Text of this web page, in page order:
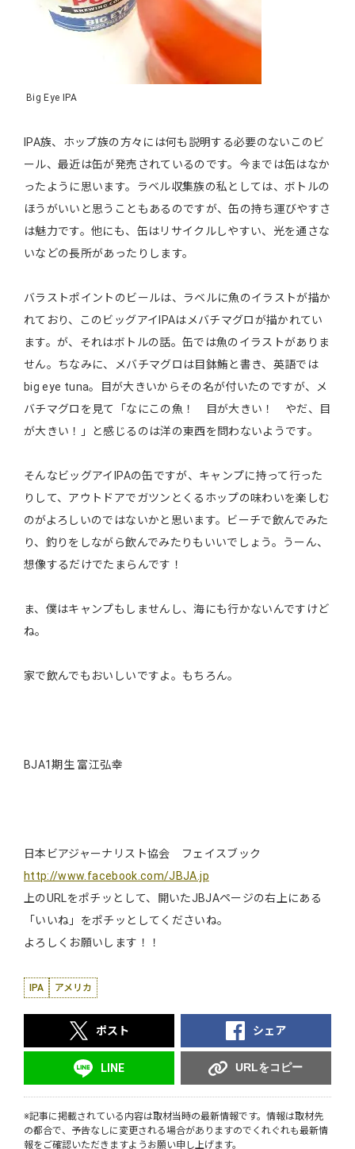
Big Eye IPA
IPA族、ホップ族の方々には何も説明する必要のないこのビ
ール、最近は缶が発売されているのです。今までは缶はなか
ったように思います。ラベル収集族の私としては、ボトルの
ほうがいいと思うこともあるのですが、缶の持ち運びやすさ
は魅力です。他にも、缶はリサイクルしやすい、光を通さな
いなどの長所があったりします。
バラストポイントのビールは、ラベルに魚のイラストが描か
れており、このビッグアイIPAはメバチマグロが描かれてい
ます。が、それはボトルの話。缶では魚のイラストがありま
せん。ちなみに、メバチマグロは目鉢鮪と書き、英語では
big eye tuna。目が大きいからその名が付いたのですが、メ
バチマグロを見て「なにこの魚！ 目が大きい！ やだ、目
が大きい！」と感じるのは洋の東西を問わないようです。
そんなビッグアイIPAの缶ですが、キャンプに持って行った
りして、アウトドアでガツンとくるホップの味わいを楽しむ
のがよろしいのではないかと思います。ビーチで飲んでみた
り、釣りをしながら飲んでみたりもいいでしょう。うーん、
想像するだけでたまらんです！
ま、僕はキャンプもしませんし、海にも行かないんですけど
ね。
家で飲んでもおいしいですよ。もちろん。
BJA1期生 富江弘幸
日本ビアジャーナリスト協会 フェイスブック
http://www.facebook.com/JBJA.jp
上のURLをポチッとして、開いたJBJAページの右上にある
「いいね」をポチッとしてくださいね。
よろしくお願いします！！
IPA アメリカ
ポスト シェア
LINE URLをコピー
※記事に掲載されている内容は取材当時の最新情報です。情報は取材先
の都合で、予告なしに変更される場合がありますのでくれぐれも最新情
報をご確認いただきますようお願い申し上げます。